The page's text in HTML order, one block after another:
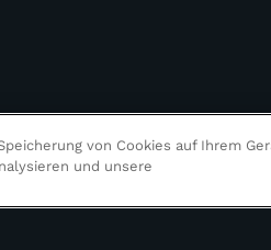
von Cookies auf Ihrem
und unsere